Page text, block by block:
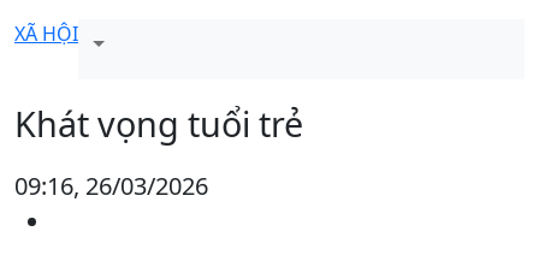
XÃ HỘI
Khát vọng tuổi trẻ
09:16, 26/03/2026